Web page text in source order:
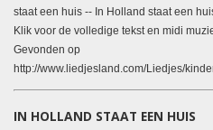
staat een huis -- In Holland staat een
Klik voor de volledige tekst en midi
Gevonden op
http://www.liedjesland.com/Liedjes/
IN HOLLAND STAAT EEN HUIS